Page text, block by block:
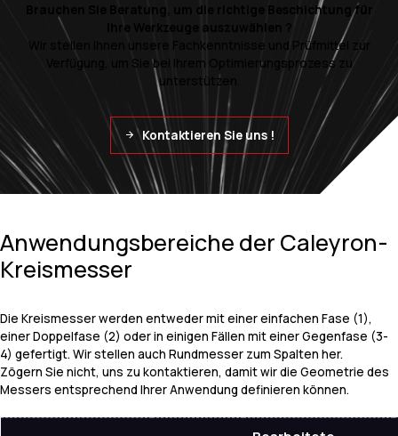
Brauchen Sie Beratung, um die richtige Beschichtung für
Ihre Werkzeuge auszuwählen ?
Wir stellen Ihnen unsere Fachkenntnisse und Prüfmittel zur
Verfügung, um Sie bei Ihrem Optimierungsprozess zu
unterstützen.
Kontaktieren Sie uns !
Anwendungsbereiche der Caleyron-
Kreismesser
Die Kreismesser werden entweder mit einer einfachen Fase (1),
einer Doppelfase (2) oder in einigen Fällen mit einer Gegenfase (3-
4) gefertigt. Wir stellen auch Rundmesser zum Spalten her.
Zögern Sie nicht, uns zu kontaktieren, damit wir die Geometrie des
Messers entsprechend Ihrer Anwendung definieren können.